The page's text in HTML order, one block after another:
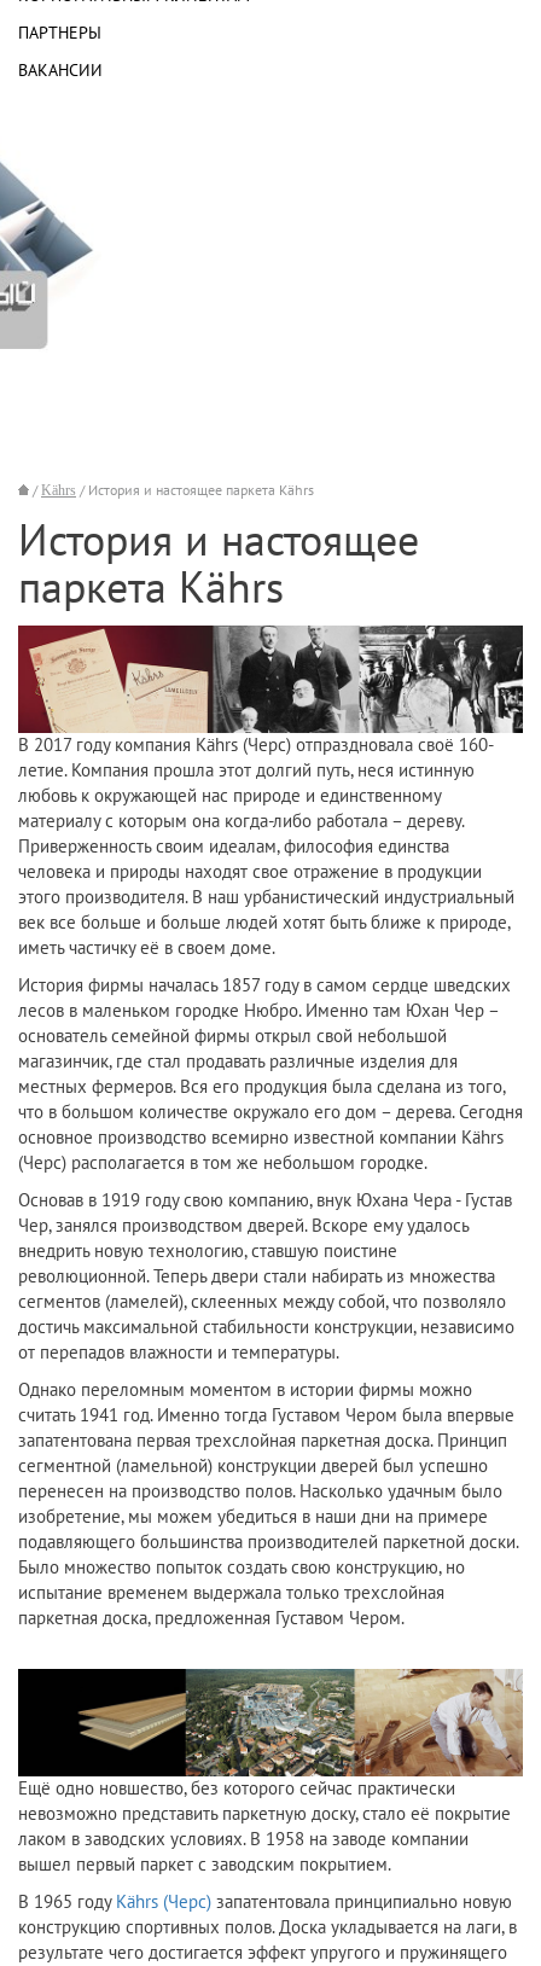
ПАРТНЕРЫ
ВАКАНСИИ
/Kährs / История и настоящее паркета Kährs
История и настоящее
паркета Kährs
В 2017 году компания Kährs (Черс) отпраздновала своё 160-
летие. Компания прошла этот долгий путь, неся истинную
любовь к окружающей нас природе и единственному
материалу с которым она когда-либо работала – дереву.
Приверженность своим идеалам, философия единства
человека и природы находят свое отражение в продукции
этого производителя. В наш урбанистический индустриальный
век все больше и больше людей хотят быть ближе к природе,
иметь частичку её в своем доме.
История фирмы началась 1857 году в самом сердце шведских
лесов в маленьком городке Нюбро. Именно там Юхан Чер –
основатель семейной фирмы открыл свой небольшой
магазинчик, где стал продавать различные изделия для
местных фермеров. Вся его продукция была сделана из того,
что в большом количестве окружало его дом – дерева. Сегодня
основное производство всемирно известной компании Kährs
(Черс) располагается в том же небольшом городке.
Основав в 1919 году свою компанию, внук Юхана Чера - Густав
Чер, занялся производством дверей. Вскоре ему удалось
внедрить новую технологию, ставшую поистине
революционной. Теперь двери стали набирать из множества
сегментов (ламелей), склеенных между собой, что позволяло
достичь максимальной стабильности конструкции, независимо
от перепадов влажности и температуры.
Однако переломным моментом в истории фирмы можно
считать 1941 год. Именно тогда Густавом Чером была впервые
запатентована первая трехслойная паркетная доска. Принцип
сегментной (ламельной) конструкции дверей был успешно
перенесен на производство полов. Насколько удачным было
изобретение, мы можем убедиться в наши дни на примере
подавляющего большинства производителей паркетной доски.
Было множество попыток создать свою конструкцию, но
испытание временем выдержала только трехслойная
паркетная доска, предложенная Густавом Чером.
Ещё одно новшество, без которого сейчас практически
невозможно представить паркетную доску, стало её покрытие
лаком в заводских условиях. В 1958 на заводе компании
вышел первый паркет с заводским покрытием.
В 1965 году Kährs (Черс) запатентовала принципиально новую
конструкцию спортивных полов. Доска укладывается на лаги, в
результате чего достигается эффект упругого и пружинящего